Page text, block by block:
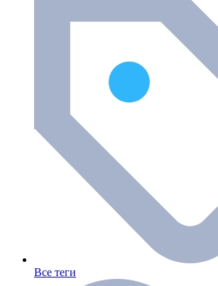
Все теги